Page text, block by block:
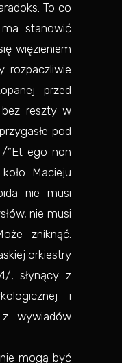
To co
stanowić
więzieniem
rozpaczliwie
przed
reszty w
pod
”Et ego non
Macieju
nie musi
nie musi
zniknąć.
orkiestry
, słynący z
i
wywiadów
mogą być